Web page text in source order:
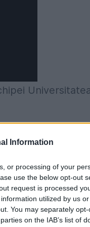
Information
or processing of your
use the below opt-out
request is processed
utilized by us
You may separately
on the IAB’s list of
fundaș stâng a
un groaznic
Neșu, iar
imobilizat.